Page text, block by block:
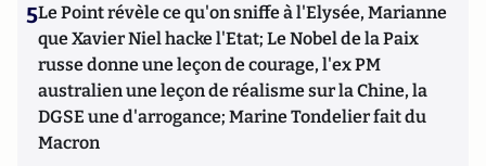
5Le Point révèle ce qu'on sniffe à l'Elysée, Marianne
que Xavier Niel hacke l'Etat; Le Nobel de la Paix
russe donne une leçon de courage, l'ex PM
australien une leçon de réalisme sur la Chine, la
DGSE une d'arrogance; Marine Tondelier fait du
Macron